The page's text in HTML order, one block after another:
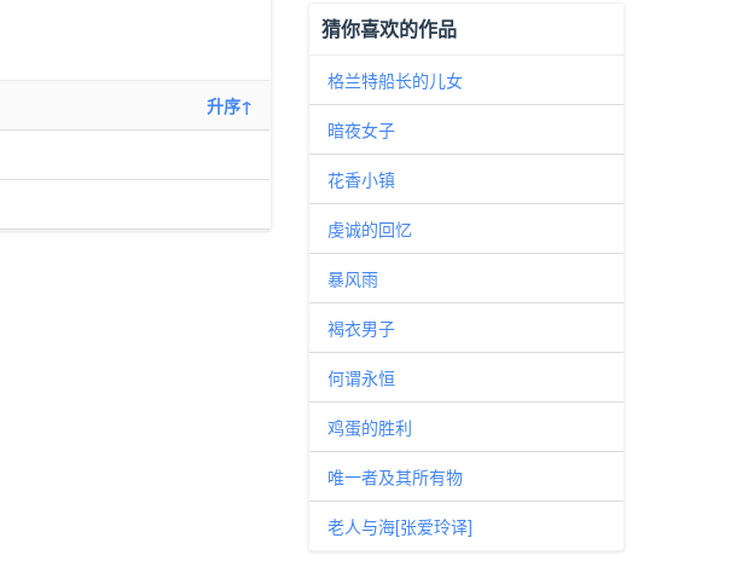
升序↑
猜你喜欢的作品
格兰特船长的儿女
暗夜女子
花香小镇
虔诚的回忆
暴风雨
褐衣男子
何谓永恒
鸡蛋的胜利
唯一者及其所有物
老人与海[张爱玲译]